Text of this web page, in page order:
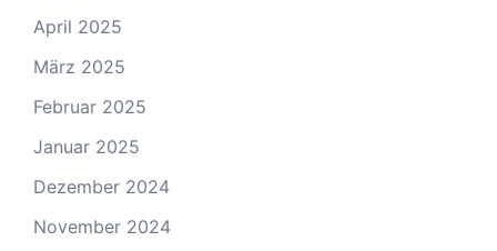
April 2025
März 2025
Februar 2025
Januar 2025
Dezember 2024
November 2024